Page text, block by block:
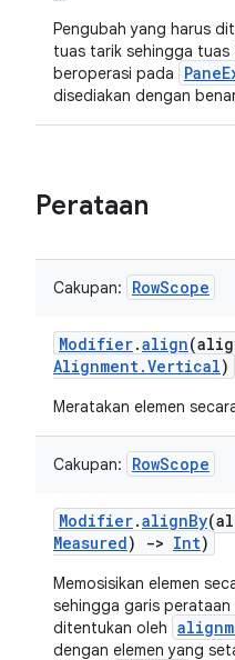
Pengubah yang harus
tuas tarik sehingga
beroperasi pada
disediakan dengan
Perataan
Cakupan: RowScope
Modifier.align
Alignment.Vertical)
Meratakan elemen
Cakupan: RowScope
Modifier.alignBy
Measured) -> Int)
Memosisikan elemen
sehingga garis
ditentukan oleh
dengan elemen yang